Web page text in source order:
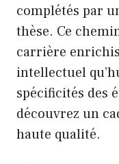
complétés par
thèse. Ce
carrière
intellectuel
spécificités des
découvrez un
haute qualité.